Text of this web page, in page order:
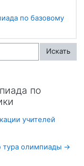
по базовому
Искать
по
учителей
тура олимпиады →